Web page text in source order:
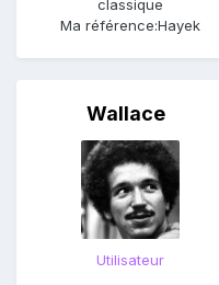
classique
Ma référence:Hayek
Wallace
Utilisateur